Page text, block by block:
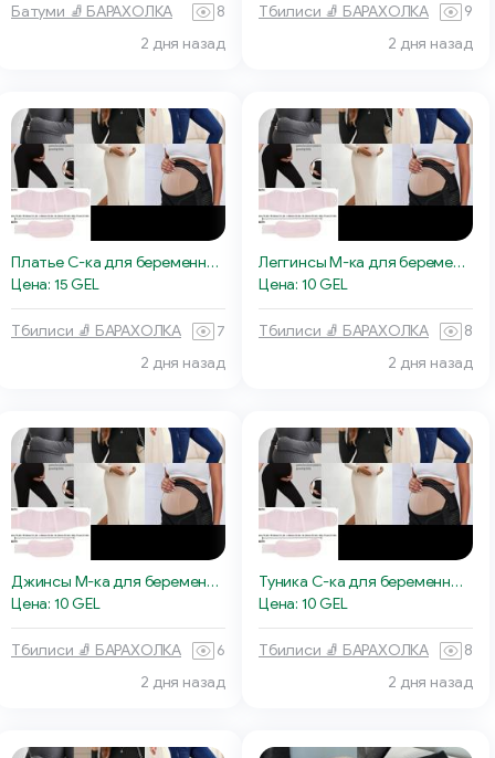
Батуми 🧦 БАРАХОЛКА
8
2 дня назад
Тбилиси 🧦 БАРАХОЛКА
9
2 дня назад
Платье С-ка для беременных, молочное
Цена: 15 GEL
Тбилиси 🧦 БАРАХОЛКА
7
2 дня назад
Леггинсы М-ка для беременных
Цена: 10 GEL
Тбилиси 🧦 БАРАХОЛКА
8
2 дня назад
Джинсы М-ка для беременных
Цена: 10 GEL
Тбилиси 🧦 БАРАХОЛКА
6
2 дня назад
Туника С-ка для беременных, чёрная
Цена: 10 GEL
Тбилиси 🧦 БАРАХОЛКА
8
2 дня назад